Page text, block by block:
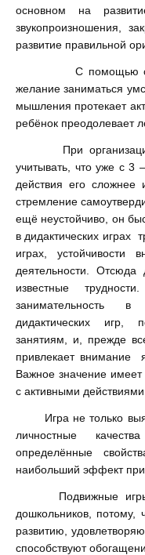
основном на
звукопроизношения,
развитие правильной
С помощью
желание заниматься
мышления протекает
ребёнок преодолевает
При организации
учитывать, что уже с 3
действия его сложнее
стремление
ещё неустойчиво, он
в дидактических играх
играх, устойчивости
деятельности. Отсюда
известные
занимательность
дидактических
занятиям, и, прежде
привлекает внимание
Важное значение имеет
с активными
Игра не только
личностные
определённые
наибольший эффект
Подвижные
дошкольников, потому,
развитию,
способствуют